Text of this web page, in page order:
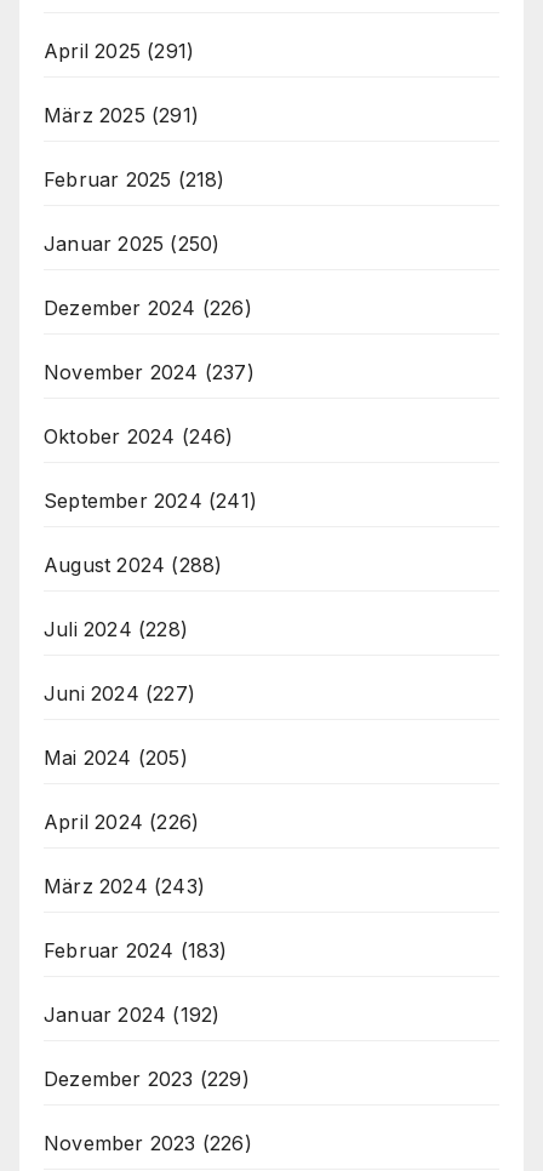
April 2025 (291)
März 2025 (291)
Februar 2025 (218)
Januar 2025 (250)
Dezember 2024 (226)
November 2024 (237)
Oktober 2024 (246)
September 2024 (241)
August 2024 (288)
Juli 2024 (228)
Juni 2024 (227)
Mai 2024 (205)
April 2024 (226)
März 2024 (243)
Februar 2024 (183)
Januar 2024 (192)
Dezember 2023 (229)
November 2023 (226)